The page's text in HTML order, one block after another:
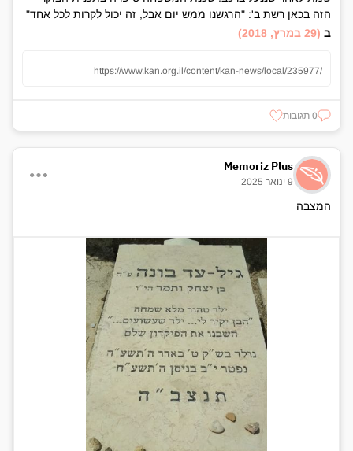
הזה בכאן רשת ב': "הרגשנו ממש יום אבל, זה יכול לקרות לכל אחד"
ב (29 במרץ, 2018)
https://www.kan.org.il/content/kan-news/local/235977/
0 תגובות
Memoriz Plus
9 ינואר 2025
המצבה